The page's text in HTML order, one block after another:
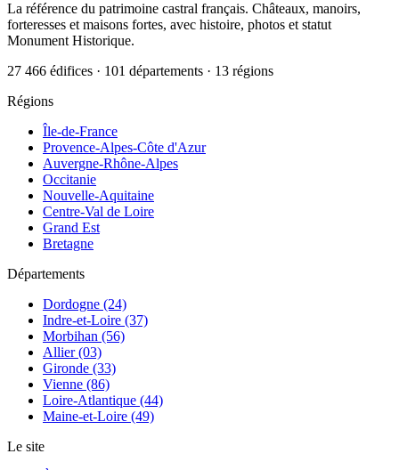
La référence du patrimoine castral français. Châteaux, manoirs,
forteresses et maisons fortes, avec histoire, photos et statut
Monument Historique.
27 466 édifices · 101 départements · 13 régions
Régions
Île-de-France
Provence-Alpes-Côte d'Azur
Auvergne-Rhône-Alpes
Occitanie
Nouvelle-Aquitaine
Centre-Val de Loire
Grand Est
Bretagne
Départements
Dordogne (24)
Indre-et-Loire (37)
Morbihan (56)
Allier (03)
Gironde (33)
Vienne (86)
Loire-Atlantique (44)
Maine-et-Loire (49)
Le site